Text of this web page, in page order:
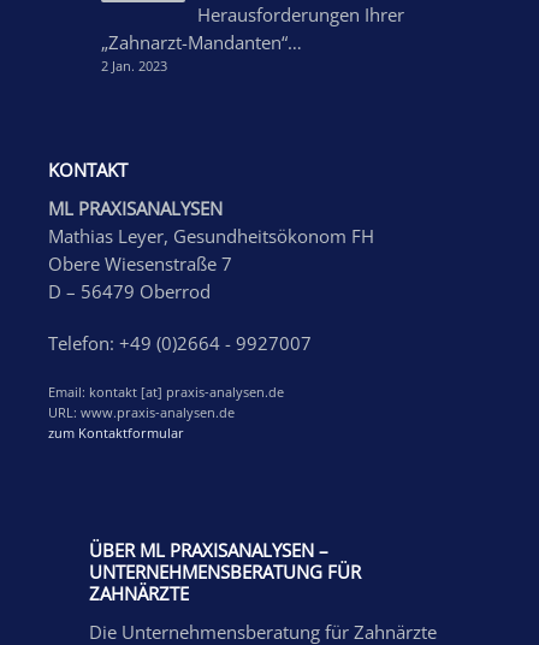
Herausforderungen Ihrer
„Zahnarzt-Mandanten“…
2 Jan. 2023
KONTAKT
ML PRAXISANALYSEN
Mathias Leyer, Gesundheitsökonom FH
Obere Wiesenstraße 7
D – 56479 Oberrod
Telefon: +49 (0)2664 - 9927007
Email: kontakt [at] praxis-analysen.de
URL: www.praxis-analysen.de
zum Kontaktformular
ÜBER ML PRAXISANALYSEN –
UNTERNEHMENSBERATUNG FÜR
ZAHNÄRZTE
Die Unternehmensberatung für Zahnärzte